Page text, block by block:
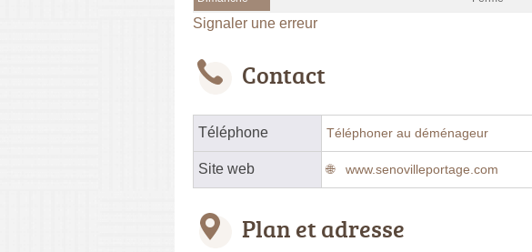
Signaler une erreur
Contact
Téléphone Téléphoner au déménageur
Site web www.senovilleportage.com
Plan et adresse